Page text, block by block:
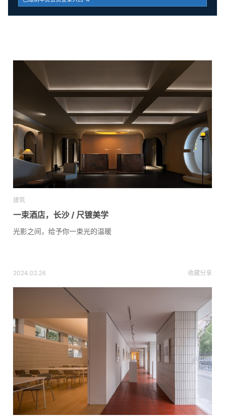
建筑
一束酒店，长沙 / 尺镀美学
光影之间，给予你一束光的温暖
2024.02.26 收藏分享